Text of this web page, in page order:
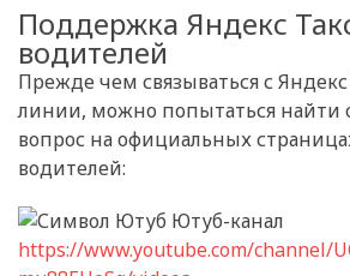
Поддержка Яндекс
водителей
Прежде чем связываться с
линии, можно попытаться найти
вопрос на официальных
водителей:
Ютуб-канал
https://www.youtube.com/channel/